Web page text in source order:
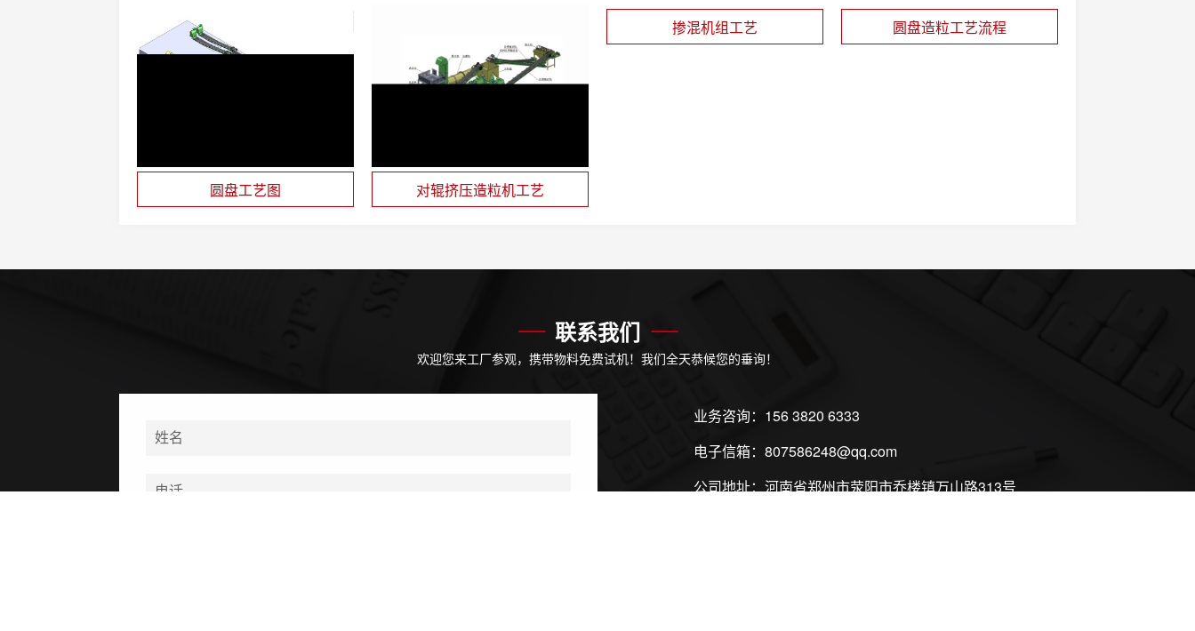
圆盘工艺图 对辊挤压造粒机工艺
掺混机组工艺 圆盘造粒工艺流程
联系我们
欢迎您来工厂参观，携带物料免费试机！我们全天恭候您的垂询！
业务咨询： 156 3820 6333
电子信箱： 807586248@qq.com
公司地址：河南省郑州市荥阳市乔楼镇万山路313号